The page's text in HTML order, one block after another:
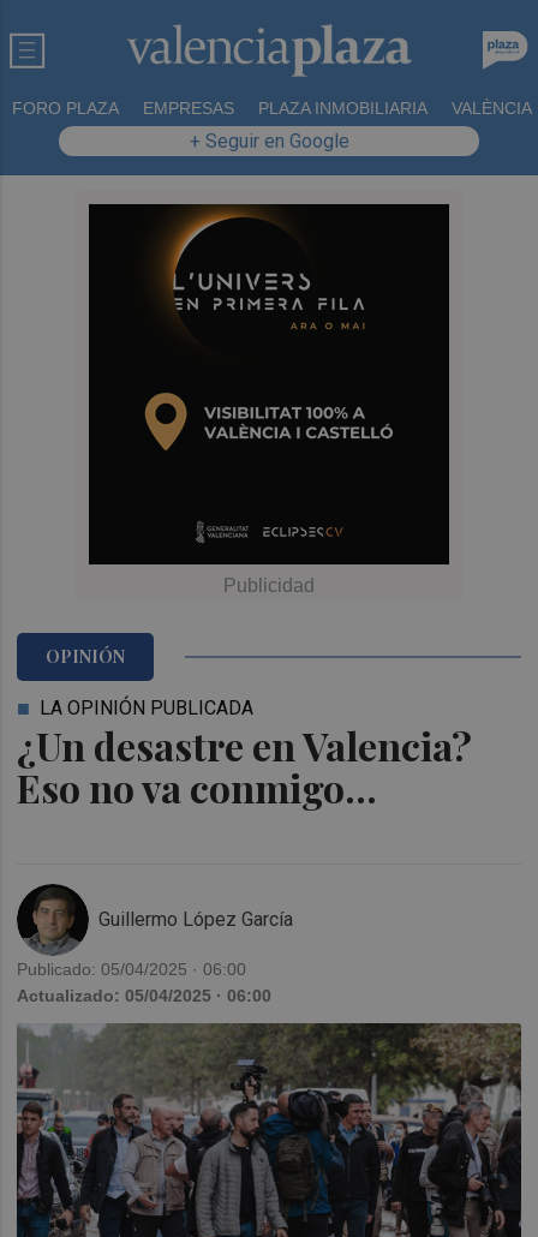
FORO PLAZA EMPRESAS PLAZA INMOBILIARIA VALÈNCIA
+ Seguir en Google
¿Un desastre en Valencia?
Eso no va conmigo...
OPINIÓN
LA OPINIÓN PUBLICADA
Guillermo López García
Publicado: 05/04/2025 · 06:00
Actualizado: 05/04/2025 · 06:00